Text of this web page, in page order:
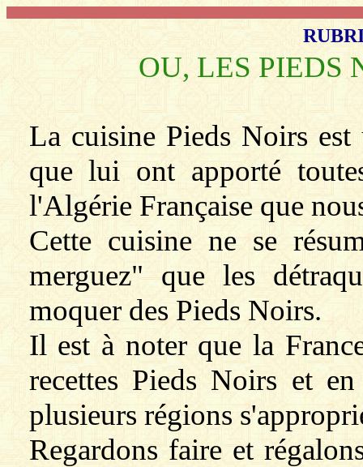
OU, LES PIEDS
La cuisine Pieds Noirs
que lui ont apporté
l'Algérie Française que
Cette cuisine ne se
merguez" que les
moquer des Pieds Noirs.
Il est à noter que la
recettes Pieds Noirs et
plusieurs régions
Regardons faire et